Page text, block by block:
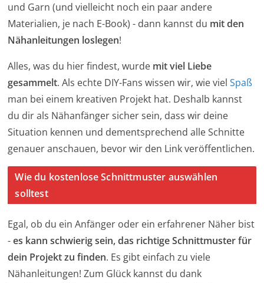
und Garn (und vielleicht noch ein paar andere
Materialien, je nach E-Book) - dann kannst du mit den
Nähanleitungen loslegen!
Alles, was du hier findest, wurde mit viel Liebe
gesammelt. Als echte DIY-Fans wissen wir, wie vielSpaß
man bei einem kreativen Projekt hat. Deshalb kannst
du dir als Nähanfänger sicher sein, dass wir deine
Situation kennen und dementsprechend alle Schnitte
genauer anschauen, bevor wir den Link veröffentlichen.
Wie du kostenlose Schnittmuster auswählen
solltest
Egal, ob du ein Anfänger oder ein erfahrener Näher bist
-es kann schwierig sein, das richtige Schnittmuster für
dein Projekt zu finden. Es gibt einfach zu viele
Nähanleitungen! Zum Glück kannst du dank